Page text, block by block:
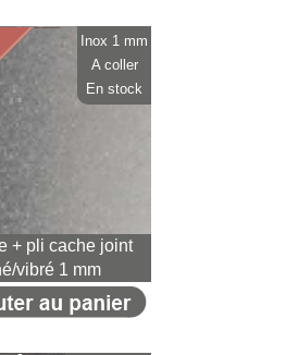
+ pli cache joint
vibré 1 mm
Inox 1 mm
A coller
En stock